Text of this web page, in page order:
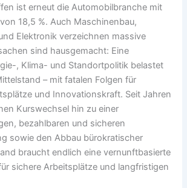
ist erneut die Automobilbranche mit
18,5 %. Auch Maschinenbau,
Elektronik verzeichnen massive
sind hausgemacht: Eine
, Klima- und Standortpolitik belastet
– mit fatalen Folgen für
und Innovationskraft. Seit Jahren
Kurswechsel hin zu einer
bezahlbaren und sicheren
sowie den Abbau bürokratischer
braucht endlich eine vernunftbasierte
sichere Arbeitsplätze und langfristigen